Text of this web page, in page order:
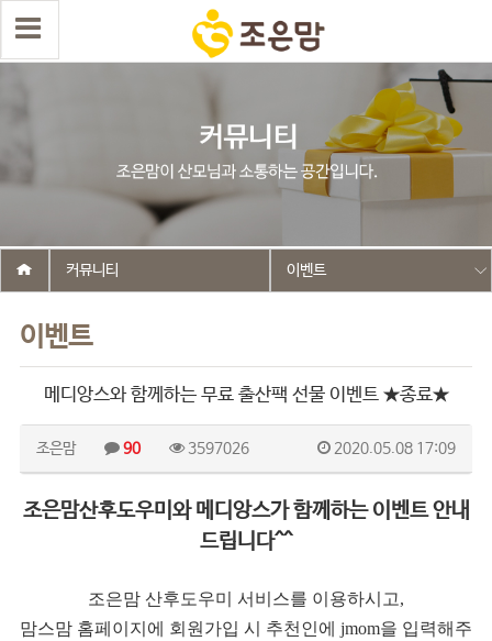
이벤트
커뮤니티 이벤트
메디앙스와 함께하는 무료 출산팩 선물 이벤트 ★종료★
조은맘 90 3597026 2020.05.08 17:09
조은맘산후도우미와 메디앙스가 함께하는 이벤트 안내
드립니다^^
조은맘 산후도우미 서비스를 이용하시고,
맘스맘 홈페이지에 회원가입 시 추천인에 jmom을 입력해주